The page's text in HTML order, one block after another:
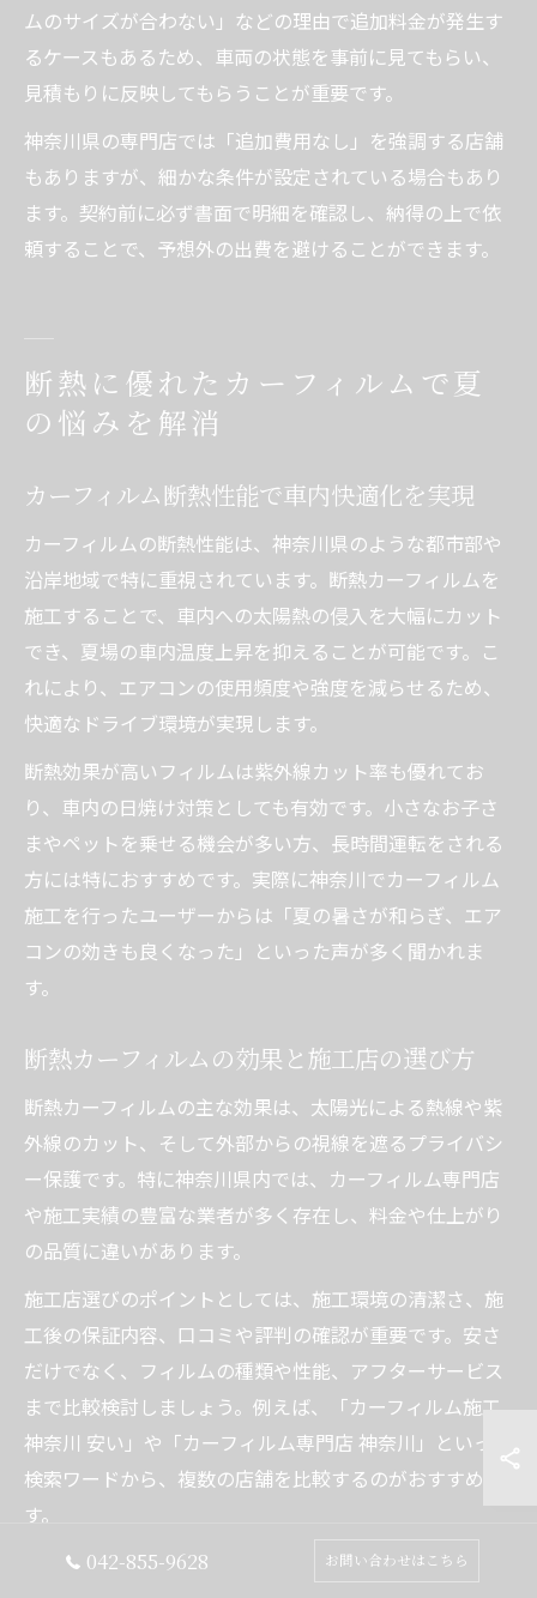
ムのサイズが合わない」などの理由で追加料金が発生す
るケースもあるため、車両の状態を事前に見てもらい、
見積もりに反映してもらうことが重要です。
神奈川県の専門店では「追加費用なし」を強調する店舗
もありますが、細かな条件が設定されている場合もあり
ます。契約前に必ず書面で明細を確認し、納得の上で依
頼することで、予想外の出費を避けることができます。
断熱に優れたカーフィルムで夏
の悩みを解消
カーフィルム断熱性能で車内快適化を実現
カーフィルムの断熱性能は、神奈川県のような都市部や
沿岸地域で特に重視されています。断熱カーフィルムを
施工することで、車内への太陽熱の侵入を大幅にカット
でき、夏場の車内温度上昇を抑えることが可能です。こ
れにより、エアコンの使用頻度や強度を減らせるため、
快適なドライブ環境が実現します。
断熱効果が高いフィルムは紫外線カット率も優れてお
り、車内の日焼け対策としても有効です。小さなお子さ
まやペットを乗せる機会が多い方、長時間運転をされる
方には特におすすめです。実際に神奈川でカーフィルム
施工を行ったユーザーからは「夏の暑さが和らぎ、エア
コンの効きも良くなった」といった声が多く聞かれま
す。
断熱カーフィルムの効果と施工店の選び方
断熱カーフィルムの主な効果は、太陽光による熱線や紫
外線のカット、そして外部からの視線を遮るプライバシ
ー保護です。特に神奈川県内では、カーフィルム専門店
や施工実績の豊富な業者が多く存在し、料金や仕上がり
の品質に違いがあります。
施工店選びのポイントとしては、施工環境の清潔さ、施
工後の保証内容、口コミや評判の確認が重要です。安さ
だけでなく、フィルムの種類や性能、アフターサービス
まで比較検討しましょう。例えば、「カーフィルム施工
神奈川 安い」や「カーフィルム専門店 神奈川」といった
検索ワードから、複数の店舗を比較するのがおすすめで
す。
042-855-9628 お問い合わせはこちら